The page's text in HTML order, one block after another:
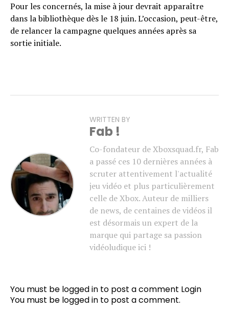
Pour les concernés, la mise à jour devrait apparaître
dans la bibliothèque dès le 18 juin. L’occasion, peut-être,
de relancer la campagne quelques années après sa
sortie initiale.
WRITTEN BY
Fab !
Co-fondateur de Xboxsquad.fr, Fab
a passé ces 10 dernières années à
scruter attentivement l'actualité
jeu vidéo et plus particulièrement
celle de Xbox. Auteur de milliers
de news, de centaines de vidéos il
est désormais un expert de la
marque qui partage sa passion
vidéoludique ici !
You must be logged in to post a comment Login
You must be logged in to post a comment.